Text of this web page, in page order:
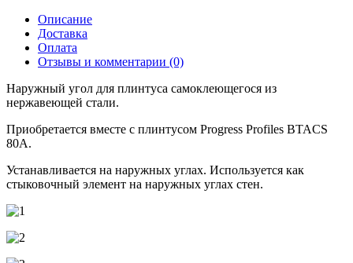
Описание
Доставка
Оплата
Отзывы и комментарии (0)
Наружный угол для плинтуса самоклеющегося из
нержавеющей стали.
Приобретается вместе с плинтусом Progress Profiles BTACS
80А.
Устанавливается на наружных углах. Используется как
стыковочный элемент на наружных углах стен.